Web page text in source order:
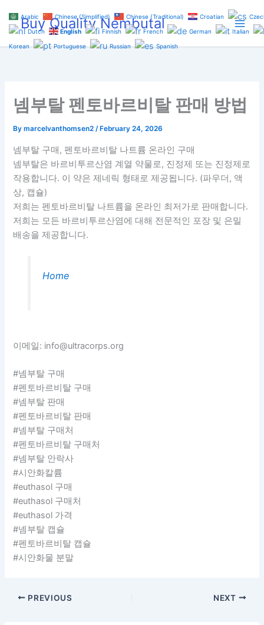
content
Buy Quality Nembutal
넴부탈 펜토바르비탈 판매 방법
Bymarcelvanthomsen2/ February 24, 2026
넴부탈 구매, 펜토바르비탈 나트륨 온라인 구매
넴부탈은 바르비투르산염 계열 약물로, 진정제 또는 진정제로
작용합니다. 이 약은 제네릭 형태로 제공됩니다. (파우더, 액
상, 캡슐)
저희는 펜토바르비탈 나트륨을 온라인 최저가로 판매합니다.
저희는 모든 바르비투르산염에 대해 전문적인 포장 및 은밀
배송을 제공합니다.
Home
이메일: info@ultracorps.org
#넴부탈 구매
#펜토바르비탈 구매
#넴부탈 판매
#펜토바르비탈 판매
#넴부탈 구매처
#펜토바르비탈 구매처
#넴부탈 안락사
#시안화칼륨
#euthasol 구매
#euthasol 구매처
#euthasol 가격
#넴부탈 캡슐
#펜토바르비탈 캡슐
#시안화물 분말
PREVIOUS NEXT
Arabic Chinese (Simplified) Chinese (Traditional) Croatian
Dutch English Finnish French German Italian
Korean Portuguese Russian Spanish